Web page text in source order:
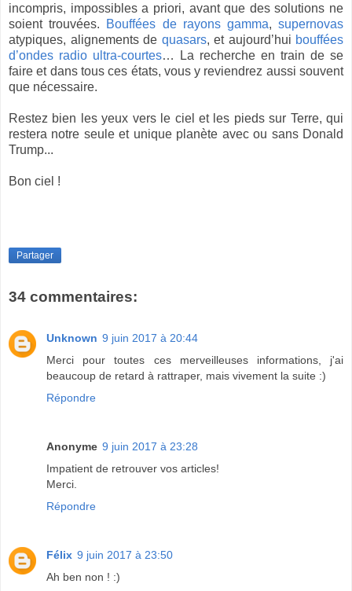
incompris, impossibles a priori, avant que des solutions ne
soient trouvées. Bouffées de rayons gamma,supernovas
atypiques, alignements de quasars, et aujourd’hui bouffées
d’ondes radio ultra-courtes… La recherche en train de se
faire et dans tous ces états, vous y reviendrez aussi souvent
que nécessaire.
Restez bien les yeux vers le ciel et les pieds sur Terre, qui
restera notre seule et unique planète avec ou sans Donald
Trump...
Bon ciel !
Partager
34 commentaires:
Unknown 9 juin 2017 à 20:44
Merci pour toutes ces merveilleuses informations, j'ai
beaucoup de retard à rattraper, mais vivement la suite :)
Répondre
Anonyme 9 juin 2017 à 23:28
Impatient de retrouver vos articles!
Merci.
Répondre
Félix 9 juin 2017 à 23:50
Ah ben non ! :)